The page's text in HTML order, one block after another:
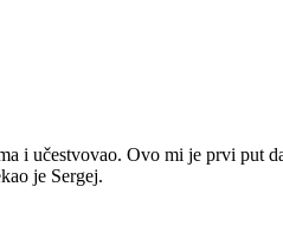
i učestvovao. Ovo mi je prvi put
je Sergej.